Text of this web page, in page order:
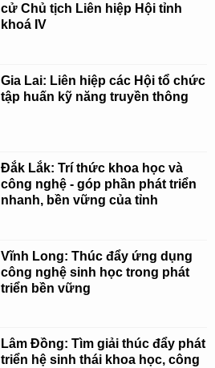
cử Chủ tịch Liên hiệp Hội tỉnh
khoá IV
Gia Lai: Liên hiệp các Hội tổ chức
tập huấn kỹ năng truyền thông
Đắk Lắk: Trí thức khoa học và
công nghệ - góp phần phát triển
nhanh, bền vững của tỉnh
Vĩnh Long: Thúc đẩy ứng dụng
công nghệ sinh học trong phát
triển bền vững
Lâm Đồng: Tìm giải thúc đẩy phát
triển hệ sinh thái khoa học, công